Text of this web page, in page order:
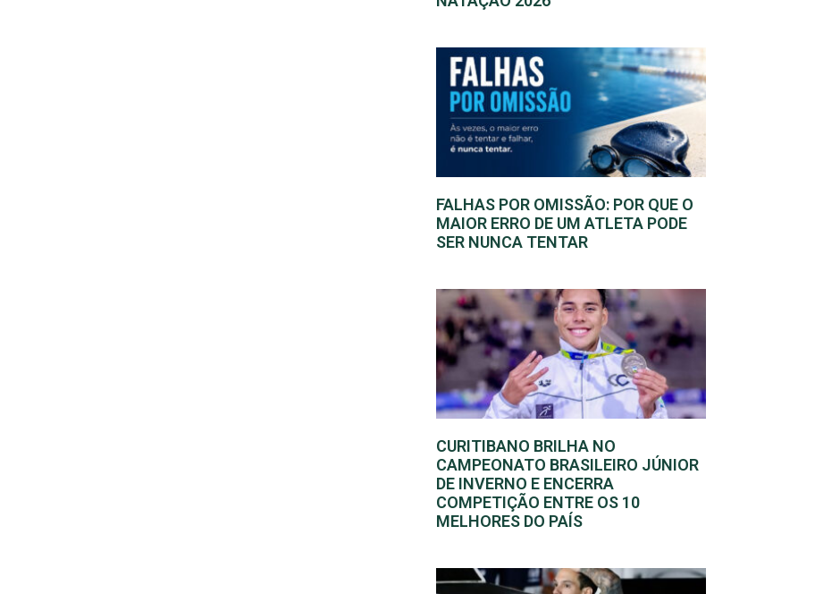
FALHAS POR OMISSÃO: POR QUE O
MAIOR ERRO DE UM ATLETA PODE
SER NUNCA TENTAR
CURITIBANO BRILHA NO
CAMPEONATO BRASILEIRO JÚNIOR
DE INVERNO E ENCERRA
COMPETIÇÃO ENTRE OS 10
MELHORES DO PAÍS